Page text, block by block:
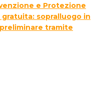
e Protezione
sopralluogo in
tramite